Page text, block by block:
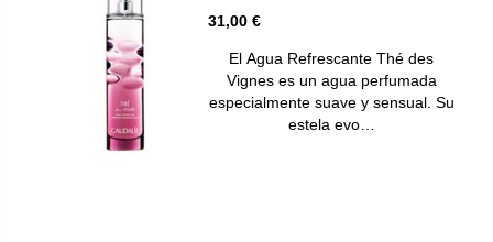
31,00 €
El Agua Refrescante Thé des
Vignes es un agua perfumada
especialmente suave y sensual. Su
estela evo…